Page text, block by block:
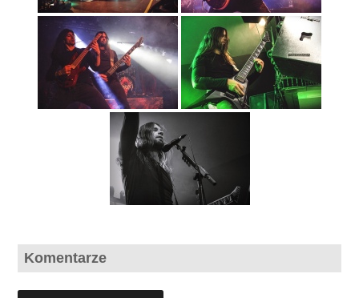
Komentarze